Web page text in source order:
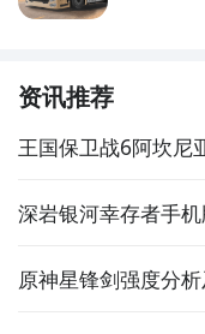
资讯推荐
王国保卫战6阿坎尼
深岩银河幸存者手
原神星锋剑强度分